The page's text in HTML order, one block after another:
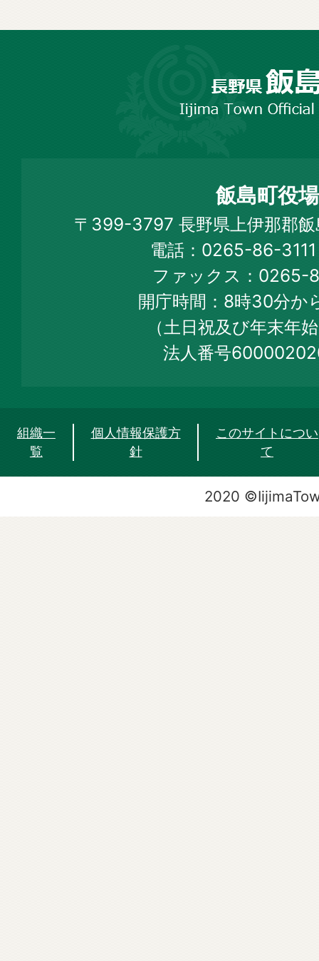
Town
Official
Web
Site
飯島町役場
〒399-3797 長野県上伊那郡
電話：0265-86-
ファックス：0265-
開庁時間：8時30分か
（土日祝及び年末年
法人番号
組織一
覧
個人情報保護方
針
このサイトについ
て
2020